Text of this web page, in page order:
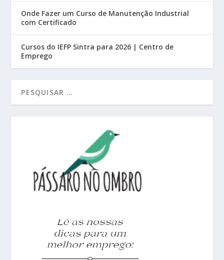
Onde Fazer um Curso de Manutenção Industrial
com Certificado
Cursos do IEFP Sintra para 2026 | Centro de
Emprego